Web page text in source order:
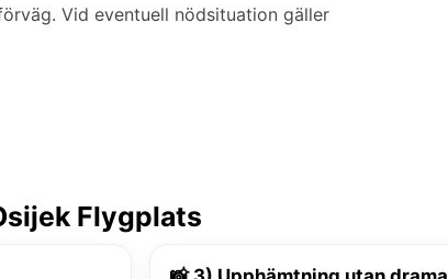
Vid eventuell nödsituation gäller
Flygplats